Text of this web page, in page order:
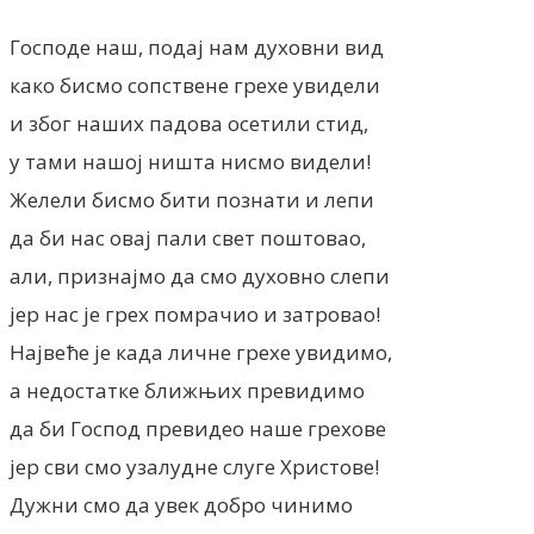
Господе наш, подај нам духовни вид
како бисмо сопствене грехе увидели
и због наших падова осетили стид,
у тами нашој ништа нисмо видели!
Желели бисмо бити познати и лепи
да би нас овај пали свет поштовао,
али, признајмо да смо духовно слепи
јер нас је грех помрачио и затровао!
Највеће је када личне грехе увидимо,
а недостатке ближњих превидимо
да би Господ превидео наше грехове
јер сви смо узалудне слуге Христове!
Дужни смо да увек добро чинимо